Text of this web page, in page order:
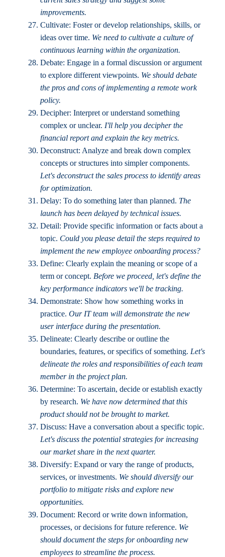
improvements.
Cultivate: Foster or develop relationships, skills, or
ideas over time. We need to cultivate a culture of
continuous learning within the organization.
Debate: Engage in a formal discussion or argument
to explore different viewpoints. We should debate
the pros and cons of implementing a remote work
policy.
Decipher: Interpret or understand something
complex or unclear. I'll help you decipher the
financial report and explain the key metrics.
Deconstruct: Analyze and break down complex
concepts or structures into simpler components.
Let's deconstruct the sales process to identify areas
for optimization.
Delay: To do something later than planned. The
launch has been delayed by technical issues.
Detail: Provide specific information or facts about a
topic. Could you please detail the steps required to
implement the new employee onboarding process?
Define: Clearly explain the meaning or scope of a
term or concept. Before we proceed, let's define the
key performance indicators we'll be tracking.
Demonstrate: Show how something works in
practice. Our IT team will demonstrate the new
user interface during the presentation.
Delineate: Clearly describe or outline the
boundaries, features, or specifics of something. Let's
delineate the roles and responsibilities of each team
member in the project plan.
Determine: To ascertain, decide or establish exactly
by research. We have now determined that this
product should not be brought to market.
Discuss: Have a conversation about a specific topic.
Let's discuss the potential strategies for increasing
our market share in the next quarter.
Diversify: Expand or vary the range of products,
services, or investments. We should diversify our
portfolio to mitigate risks and explore new
opportunities.
Document: Record or write down information,
processes, or decisions for future reference. We
should document the steps for onboarding new
employees to streamline the process.